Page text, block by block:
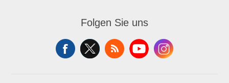
Folgen Sie uns